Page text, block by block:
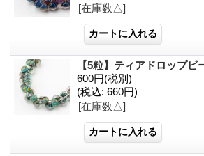
[在庫数△]
【5粒】ティアドロップ
600円(税別)
(税込: 660円)
[在庫数△]